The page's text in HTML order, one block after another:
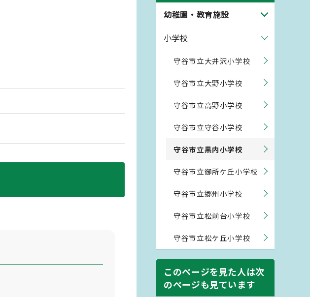
幼稚園・教育施設
小学校
守谷市立大井沢小学校
守谷市立大野小学校
守谷市立高野小学校
守谷市立守谷小学校
守谷市立黒内小学校
守谷市立御所ケ丘小学校
守谷市立郷州小学校
守谷市立松前台小学校
守谷市立松ケ丘小学校
このページを見た人は次
のページも見ています